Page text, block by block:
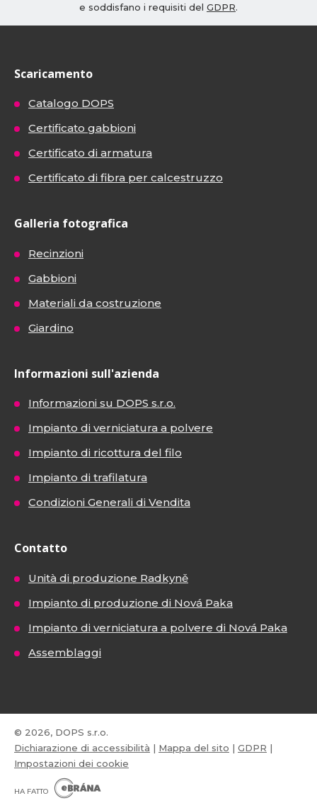
e soddisfano i requisiti del GDPR.
Scaricamento
Catalogo DOPS
Certificato gabbioni
Certificato di armatura
Certificato di fibra per calcestruzzo
Galleria fotografica
Recinzioni
Gabbioni
Materiali da costruzione
Giardino
Informazioni sull'azienda
Informazioni su DOPS s.r.o.
Impianto di verniciatura a polvere
Impianto di ricottura del filo
Impianto di trafilatura
Condizioni Generali di Vendita
Contatto
Unità di produzione Radkyně
Impianto di produzione di Nová Paka
Impianto di verniciatura a polvere di Nová Paka
Assemblaggi
© 2026, DOPS s.r.o.
Dichiarazione di accessibilità | Mappa del sito | GDPR |
Impostazioni dei cookie
HA FATTO
B